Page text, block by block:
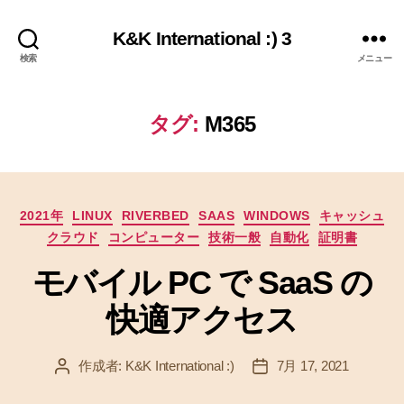
検索
K&K International :) 3
メニュー
タグ: M365
カ
テ
リ
ー
2021年 LINUX RIVERBED SAAS WINDOWS
キャッシュ
クラウド
コンピューター 技術一般 自動化 証明書
モバイル PC で SaaS の
快適アクセス
投 作成者: K&K International :)
投 7月 17, 2021